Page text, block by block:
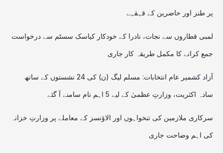
پر طنز اور حاضرین کے قہقہے
لمبی قطاروں سے نجات، نادرا کے خودکار کیاسک سسٹم سے درخواست
جمع کرانے کا مکمل طریقہ کار جاری
آزاد کشمیر عام انتخابات: مسلم لیگ (ن) کی 24 نشستوں کے ساتھ
سادہ اکثریت، وزارتِ عظمیٰ کے لیے 5 اہم نام سامنے آ گئے
سرکاری ملازمین کی تنخواہوں اور الاؤنسز کے معاملے پر وزارتِ خزانہ
کی اہم وضاحت جاری